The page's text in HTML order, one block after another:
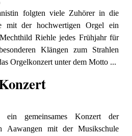
folgten viele Zuhörer in die
mit der hochwertigen Orgel ein
Riehle jedes Frühjahr für
Klängen zum Strahlen
Orgelkonzert unter dem Motto ...
gemeinsames Konzert der
Aawangen mit der Musikschule